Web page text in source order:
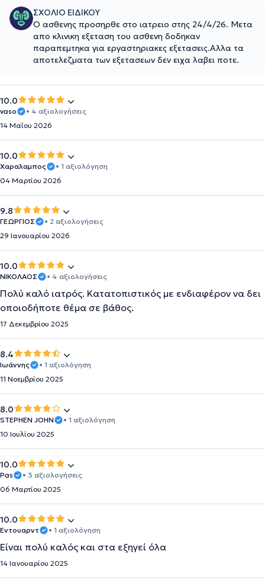
ΣΧΟΛΙΟ ΕΙΔΙΚΟΥ
Ο ασθενης προσηρθε στο ιατρειο στης 24/4/26. Μετα
απο κλινικη εξεταση του ασθενη δοδηκαν
παραπεμτηκα για εργαστηριακες εξετασεις.Αλλα τα
αποτελεζματα των εξετασεων δεν ειχα λαβει ποτε.
10.0
vaso
• 4 αξιολογήσεις
14 Μαΐου 2026
10.0
Χαραλαμπος
• 1 αξιολόγηση
04 Μαρτίου 2026
9.8
ΓΕΩΡΓΙΟΣ
• 2 αξιολογήσεις
29 Ιανουαρίου 2026
10.0
ΝΙΚΟΛΑΟΣ • 4 αξιολογήσεις
Πολύ καλό ιατρός. Κατατοπιστικός με ενδιαφέρον να δει
οποιοδήποτε θέμα σε βάθος.
17 Δεκεμβρίου 2025
8.4
Ιωάννης
• 1 αξιολόγηση
11 Νοεμβρίου 2025
8.0
STEPHEN JOHN
• 1 αξιολόγηση
10 Ιουλίου 2025
10.0
Pas
• 3 αξιολογήσεις
06 Μαρτίου 2025
10.0
Έντουαρντ • 1 αξιολόγηση
Είναι πολύ καλός και στα εξηγεί όλα
14 Ιανουαρίου 2025